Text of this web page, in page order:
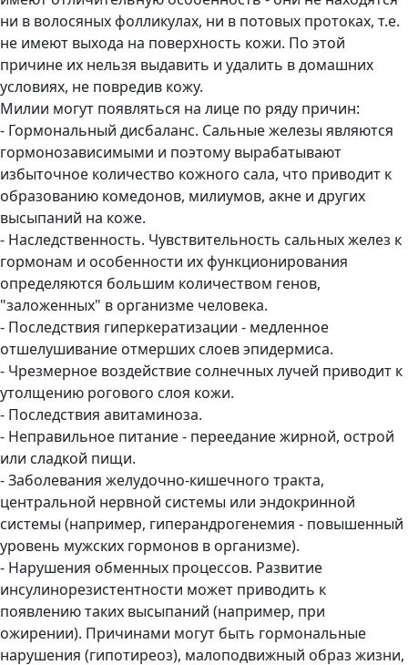
ни в волосяных фолликулах, ни в потовых протоках, т.е.
не имеют выхода на поверхность кожи. По этой
причине их нельзя выдавить и удалить в домашних
условиях, не повредив кожу.
Милии могут появляться на лице по ряду причин:
- Гормональный дисбаланс. Сальные железы являются
гормонозависимыми и поэтому вырабатывают
избыточное количество кожного сала, что приводит к
образованию комедонов, милиумов, акне и других
высыпаний на коже.
- Наследственность. Чувствительность сальных желез к
гормонам и особенности их функционирования
определяются большим количеством генов,
"заложенных" в организме человека.
- Последствия гиперкератизации - медленное
отшелушивание отмерших слоев эпидермиса.
- Чрезмерное воздействие солнечных лучей приводит к
утолщению рогового слоя кожи.
- Последствия авитаминоза.
- Неправильное питание - переедание жирной, острой
или сладкой пищи.
- Заболевания желудочно-кишечного тракта,
центральной нервной системы или эндокринной
системы (например, гиперандрогенемия - повышенный
уровень мужских гормонов в организме).
- Нарушения обменных процессов. Развитие
инсулинорезистентности может приводить к
появлению таких высыпаний (например, при
ожирении). Причинами могут быть гормональные
нарушения (гипотиреоз), малоподвижный образ жизни,